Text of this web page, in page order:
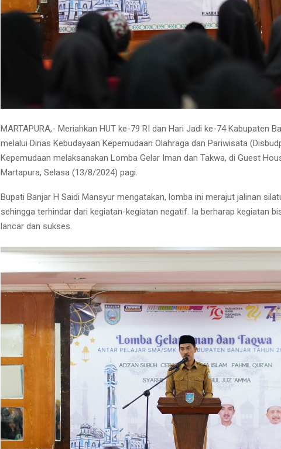
MARTAPURA,- Meriahkan HUT ke-79 RI dan Hari Jadi ke-74 Kabupaten
melalui Dinas Kebudayaan Kepemudaan Olahraga dan Pariwisata
Kepemudaan melaksanakan Lomba Gelar Iman dan Takwa, di Guest
Martapura, Selasa (13/8/2024) pagi.
Bupati Banjar H Saidi Mansyur mengatakan, lomba ini merajut jalinan
sehingga terhindar dari kegiatan-kegiatan negatif. Ia berharap kegiatan
lancar dan sukses.